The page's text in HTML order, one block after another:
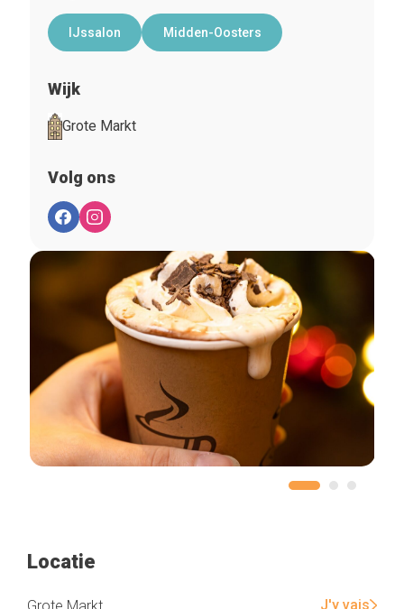
IJssalon Midden-Oosters
Wijk
Grote Markt
Volg ons
Locatie
Grote Markt J'y vais